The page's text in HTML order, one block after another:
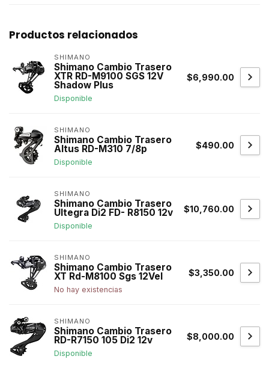
Productos relacionados
SHIMANO
Shimano Cambio Trasero
XTR RD-M9100 SGS 12V
Shadow Plus
Disponible
$6,990.00
SHIMANO
Shimano Cambio Trasero
Altus RD-M310 7/8p
Disponible
$490.00
SHIMANO
Shimano Cambio Trasero
Ultegra Di2 FD- R8150 12v
Disponible
$10,760.00
SHIMANO
Shimano Cambio Trasero
XT Rd-M8100 Sgs 12Vel
No hay existencias
$3,350.00
SHIMANO
Shimano Cambio Trasero
RD-R7150 105 Di2 12v
Disponible
$8,000.00